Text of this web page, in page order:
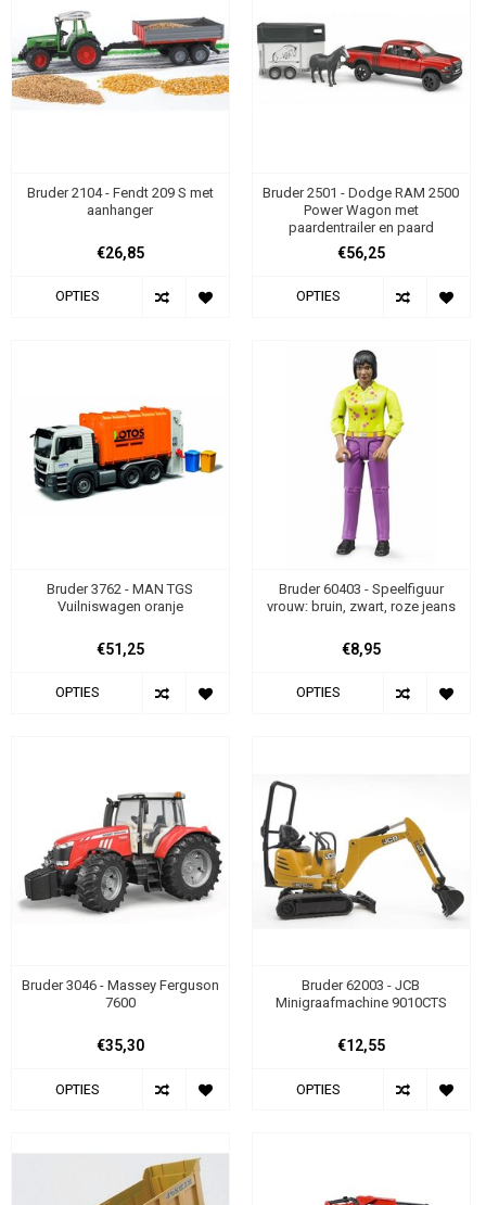
Bruder 2104 - Fendt 209 S met
aanhanger
€26,85
OPTIES
Bruder 2501 - Dodge RAM 2500
Power Wagon met
paardentrailer en paard
€56,25
OPTIES
Bruder 3762 - MAN TGS
Vuilniswagen oranje
€51,25
OPTIES
Bruder 60403 - Speelfiguur
vrouw: bruin, zwart, roze jeans
€8,95
OPTIES
Bruder 3046 - Massey Ferguson
7600
€35,30
OPTIES
Bruder 62003 - JCB
Minigraafmachine 9010CTS
€12,55
OPTIES